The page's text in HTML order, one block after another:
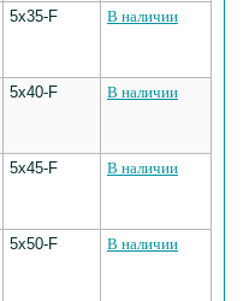
5х35-F В наличии
5х40-F В наличии
5х45-F В наличии
5х50-F В наличии